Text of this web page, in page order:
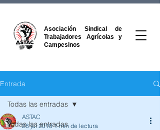
Asociación Sindical de
Trabajadores Agrícolas y
Campesinos
Entrada
Todas las entradas
Todas las entradas
ASTAC
28 jul 2018 1 min de lectura